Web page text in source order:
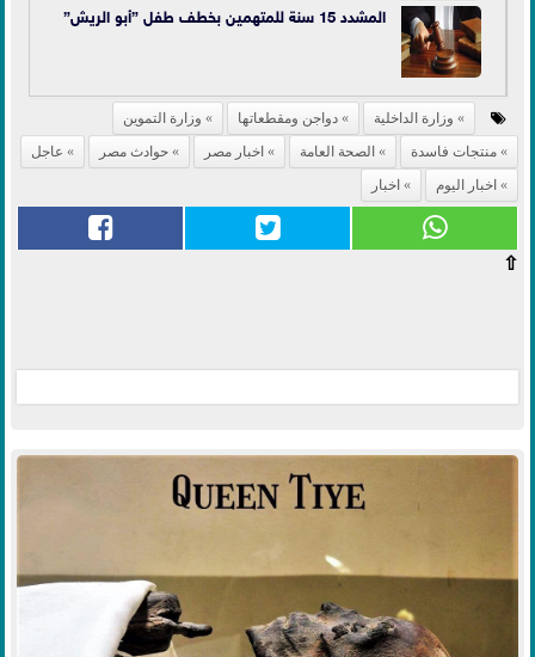
المشدد 15 سنة للمتهمين بخطف طفل ”أبو الريش”
وزارة الداخلية دواجن ومقطعاتها
وزارة التموين
منتجات فاسدة
الصحة العامة اخبار مصر حوادث مصر
عاجل
اخبار اليوم
اخبار
⇧